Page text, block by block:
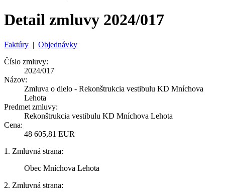
Detail zmluvy 2024/017
Faktúry | Objednávky
Číslo zmluvy:
2024/017
Názov:
Zmluva o dielo - Rekonštrukcia vestibulu KD Mníchova
Lehota
Predmet zmluvy:
Rekonštrukcia vestibulu KD Mníchova Lehota
Cena:
48 605,81 EUR
1. Zmluvná strana:
Obec Mníchova Lehota
2. Zmluvná strana: